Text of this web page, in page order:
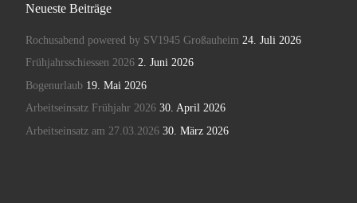
Neueste Beiträge
Rochusabend powered by SV1945 Großauheim 24. Juli 2026
Frühjahrsschiessen 2026 2. Juni 2026
Bogenurlaub 19. Mai 2026
Arbeitseinsatz Frühjahr 2026 30. April 2026
Arbeitseinsatz am 27.03.2026 30. März 2026